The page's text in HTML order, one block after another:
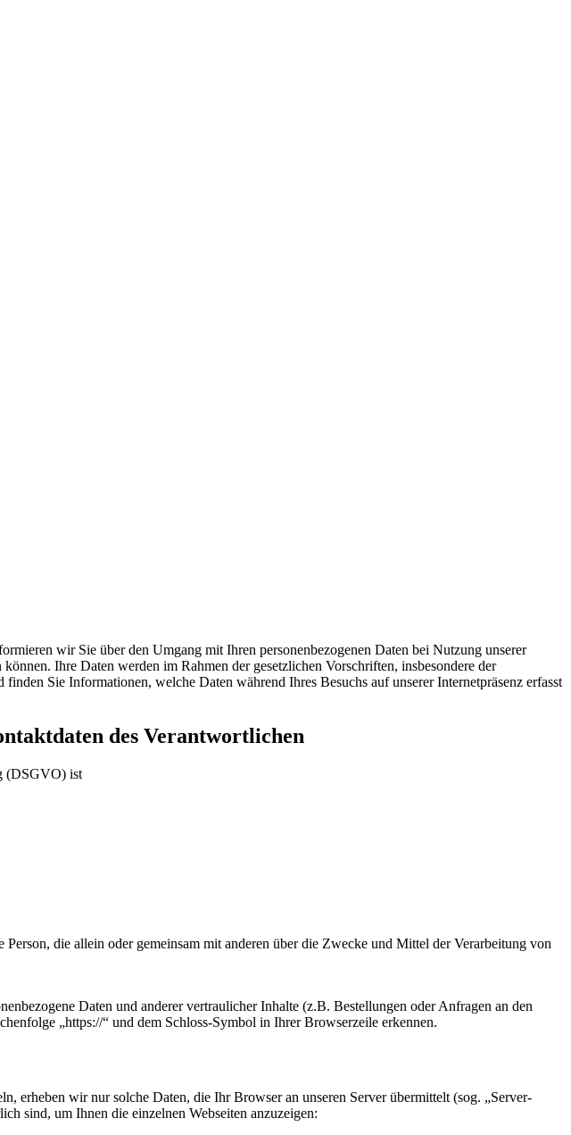
wir Sie über den Umgang mit Ihren personenbezogenen Daten bei Nutzung unserer
Ihre Daten werden im Rahmen der gesetzlichen Vorschriften, insbesondere der
Sie Informationen, welche Daten während Ihres Besuchs auf unserer Internetpräsenz erfasst
des Verantwortlichen
(DSGVO) ist
die allein oder gemeinsam mit anderen über die Zwecke und Mittel der Verarbeitung von
Daten und anderer vertraulicher Inhalte (z.B. Bestellungen oder Anfragen an den
„https://“ und dem Schloss-Symbol in Ihrer Browserzeile erkennen.
erheben wir nur solche Daten, die Ihr Browser an unseren Server übermittelt (sog. „Server-
sind, um Ihnen die einzelnen Webseiten anzuzeigen: